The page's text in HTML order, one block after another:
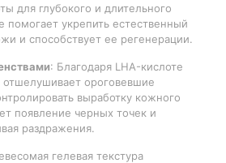
для глубокого и длительного
помогает укрепить естественный
и способствует ее регенерации.
: Благодаря LHA-кислоте
отшелушивает ороговевшие
выработку кожного
появление черных точек и
раздражения.
гелевая текстура